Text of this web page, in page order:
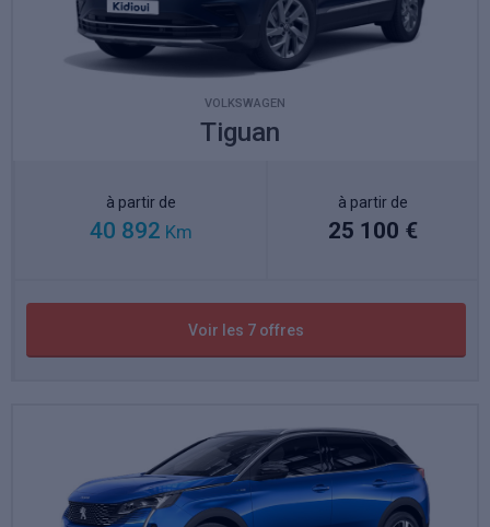
VOLKSWAGEN
Tiguan
à partir de
40 892 Km
à partir de
25 100 €
Voir les 7 offres